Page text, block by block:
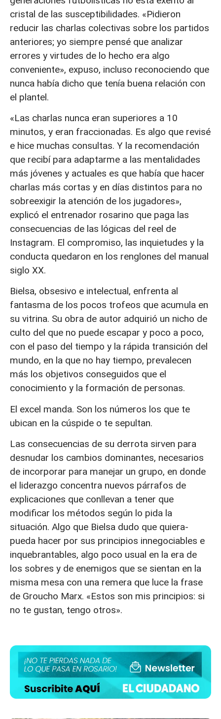
cristal de las susceptibilidades. «Pidieron
reducir las charlas colectivas sobre los partidos
anteriores; yo siempre pensé que analizar
errores y virtudes de lo hecho era algo
conveniente», expuso, incluso reconociendo que
nunca había dicho que tenía buena relación con
el plantel.
«Las charlas nunca eran superiores a 10
minutos, y eran fraccionadas. Es algo que revisé
e hice muchas consultas. Y la recomendación
que recibí para adaptarme a las mentalidades
más jóvenes y actuales es que había que hacer
charlas más cortas y en días distintos para no
sobreexigir la atención de los jugadores»,
explicó el entrenador rosarino que paga las
consecuencias de las lógicas del reel de
Instagram. El compromiso, las inquietudes y la
conducta quedaron en los renglones del manual
siglo XX.
Bielsa, obsesivo e intelectual, enfrenta al
fantasma de los pocos trofeos que acumula en
su vitrina. Su obra de autor adquirió un nicho de
culto del que no puede escapar y poco a poco,
con el paso del tiempo y la rápida transición del
mundo, en la que no hay tiempo, prevalecen
más los objetivos conseguidos que el
conocimiento y la formación de personas.
El excel manda. Son los números los que te
ubican en la cúspide o te sepultan.
Las consecuencias de su derrota sirven para
desnudar los cambios dominantes, necesarios
de incorporar para manejar un grupo, en donde
el liderazgo concentra nuevos párrafos de
explicaciones que conllevan a tener que
modificar los métodos según lo pida la
situación. Algo que Bielsa dudo que quiera-
pueda hacer por sus principios innegociables e
inquebrantables, algo poco usual en la era de
los sobres y de enemigos que se sientan en la
misma mesa con una remera que luce la frase
de Groucho Marx. «Estos son mis principios: si
no te gustan, tengo otros».